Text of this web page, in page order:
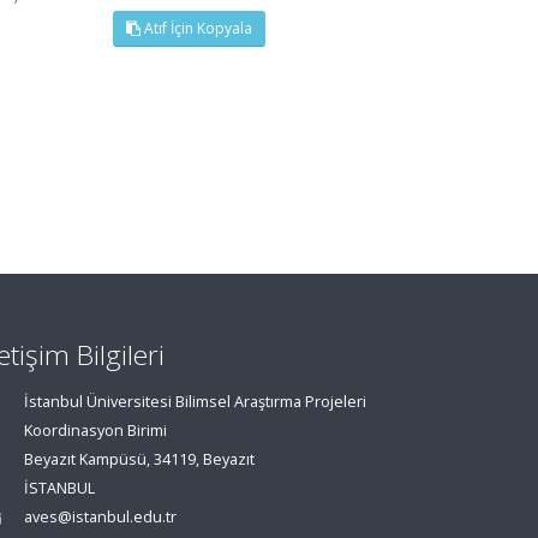
Atıf İçin Kopyala
Bilgileri
İstanbul Üniversitesi Bilimsel Araştırma Projeleri
Koordinasyon Birimi
Beyazıt Kampüsü, 34119, Beyazıt
İSTANBUL
aves@istanbul.edu.tr